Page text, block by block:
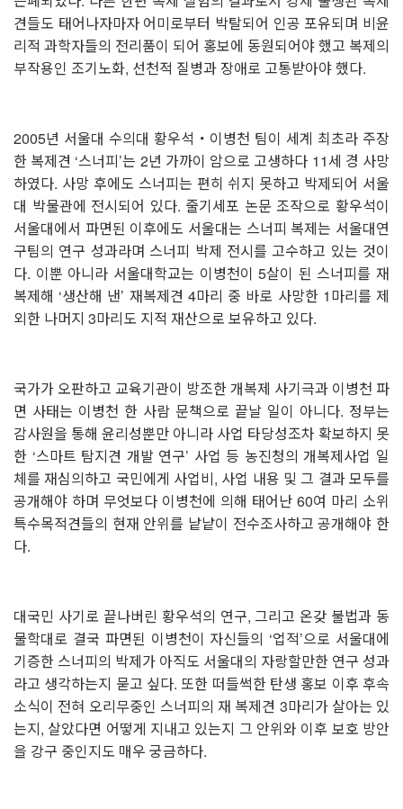
견들도 태어나자마자 어미로부터 박탈되어 인공 포유되며 비윤
리적 과학자들의 전리품이 되어 홍보에 동원되어야 했고 복제의
부작용인 조기노화, 선천적 질병과 장애로 고통받아야 했다.
2005년 서울대 수의대 황우석・이병천 팀이 세계 최초라 주장
한 복제견 ‘스너피’는 2년 가까이 암으로 고생하다 11세 경 사망
하였다. 사망 후에도 스너피는 편히 쉬지 못하고 박제되어 서울
대 박물관에 전시되어 있다. 줄기세포 논문 조작으로 황우석이
서울대에서 파면된 이후에도 서울대는 스너피 복제는 서울대연
구팀의 연구 성과라며 스너피 박제 전시를 고수하고 있는 것이
다. 이뿐 아니라 서울대학교는 이병천이 5살이 된 스너피를 재
복제해 ‘생산해 낸’ 재복제견 4마리 중 바로 사망한 1마리를 제
외한 나머지 3마리도 지적 재산으로 보유하고 있다.
국가가 오판하고 교육기관이 방조한 개복제 사기극과 이병천 파
면 사태는 이병천 한 사람 문책으로 끝날 일이 아니다. 정부는
감사원을 통해 윤리성뿐만 아니라 사업 타당성조차 확보하지 못
한 ‘스마트 탐지견 개발 연구’ 사업 등 농진청의 개복제사업 일
체를 재심의하고 국민에게 사업비, 사업 내용 및 그 결과 모두를
공개해야 하며 무엇보다 이병천에 의해 태어난 60여 마리 소위
특수목적견들의 현재 안위를 낱낱이 전수조사하고 공개해야 한
다.
대국민 사기로 끝나버린 황우석의 연구, 그리고 온갖 불법과 동
물학대로 결국 파면된 이병천이 자신들의 ‘업적’으로 서울대에
기증한 스너피의 박제가 아직도 서울대의 자랑할만한 연구 성과
라고 생각하는지 묻고 싶다. 또한 떠들썩한 탄생 홍보 이후 후속
소식이 전혀 오리무중인 스너피의 재 복제견 3마리가 살아는 있
는지, 살았다면 어떻게 지내고 있는지 그 안위와 이후 보호 방안
을 강구 중인지도 매우 궁금하다.